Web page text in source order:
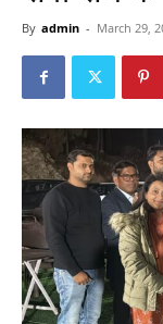
By admin - March 29,